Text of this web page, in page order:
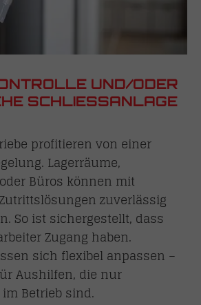
UND/ODER
SCHLIESSANLAGE
profitieren von einer
Lagerräume,
Büros können mit
zuverlässig
So ist sichergestellt, dass
Zugang haben.
sich flexibel anpassen –
Aushilfen, die nur
Betrieb sind.